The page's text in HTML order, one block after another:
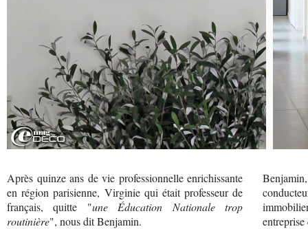
Après quinze ans de vie professionnelle enrichissante
en région parisienne, Virginie qui était professeur de
français, quitte "une Éducation Nationale trop
routinière", nous dit Benjamin.